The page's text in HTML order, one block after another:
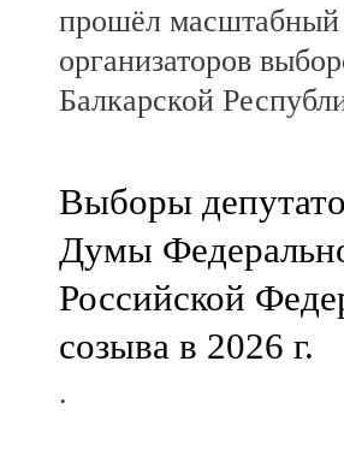
прошёл
организаторов
Балкарской
Выборы
Думы
Российской
созыва в 2026 г.
.